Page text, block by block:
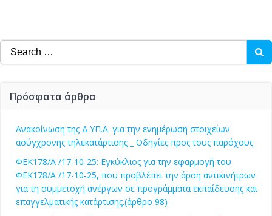
Search
for:
Πρόσφατα άρθρα
Ανακοίνωση της Δ.ΥΠ.Α. για την ενημέρωση στοιχείων
ασύγχρονης τηλεκατάρτισης _ Οδηγίες προς τους παρόχους
ΦΕΚ178/Α /17-10-25: Εγκύκλιος για την εφαρμογή του
ΦΕΚ178/Α /17-10-25, που προβλέπει την άρση αντικινήτρων
για τη συμμετοχή ανέργων σε προγράμματα εκπαίδευσης και
επαγγελματικής κατάρτισης.(άρθρο 98)